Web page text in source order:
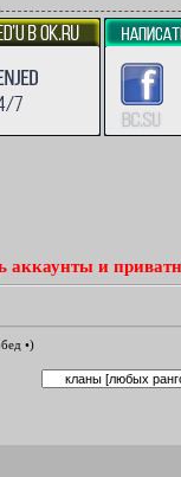
аккаунты и
•)